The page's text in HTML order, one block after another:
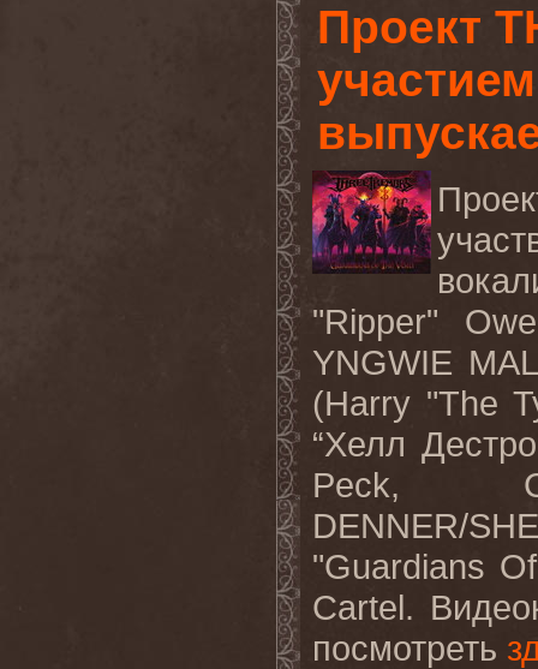
Проект
"Ripper"
YNGWIE
(Harry "The
“Хелл
Peck,
DENNER/
"Guardians
Cartel.
посмотреть